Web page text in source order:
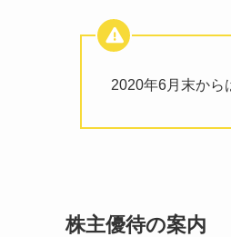
2020年6月末から
株主優待の案内